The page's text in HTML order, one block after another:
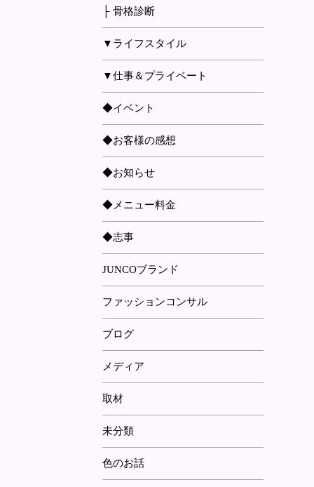
├ 骨格診断
▼ライフスタイル
▼仕事＆プライベート
◆イベント
◆お客様の感想
◆お知らせ
◆メニュー料金
◆志事
JUNCOブランド
ファッションコンサル
ブログ
メディア
取材
未分類
色のお話